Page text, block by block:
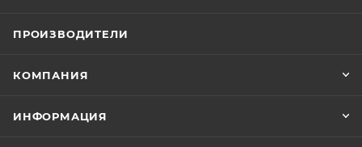
ПРОИЗВОДИТЕЛИ
КОМПАНИЯ
ИНФОРМАЦИЯ